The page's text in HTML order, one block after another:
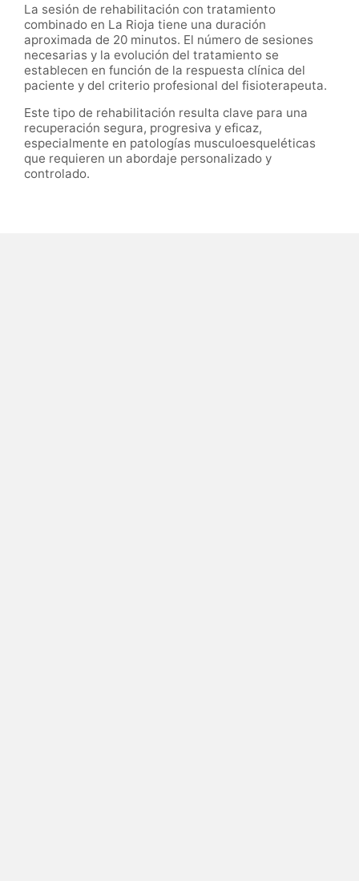
La sesión de rehabilitación con tratamiento
combinado en La Rioja tiene una duración
aproximada de 20 minutos. El número de sesiones
necesarias y la evolución del tratamiento se
establecen en función de la respuesta clínica del
paciente y del criterio profesional del fisioterapeuta.
Este tipo de rehabilitación resulta clave para una
recuperación segura, progresiva y eficaz,
especialmente en patologías musculoesqueléticas
que requieren un abordaje personalizado y
controlado.